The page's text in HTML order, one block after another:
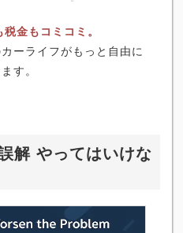
金もコミコミ。
ーライフがもっと自由に
す。
解 やってはいけな